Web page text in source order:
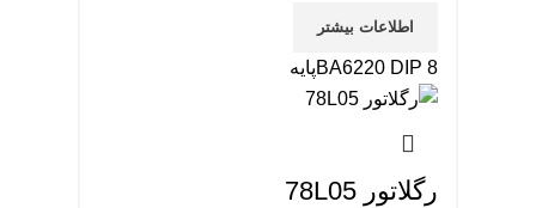
اطلاعات بیشتر
BA6220 DIP 8پایه
رگلاتور 78L05